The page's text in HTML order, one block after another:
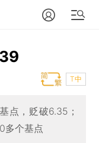
T中
点，贬破6.35；
多个基点